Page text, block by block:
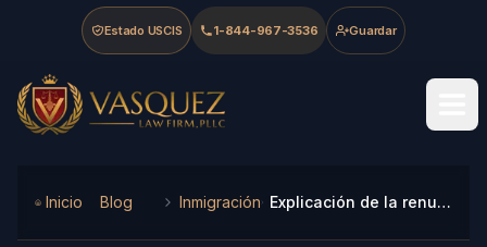
Skip to main content
Skip to navigation
Skip to footer
Estado USCIS 1-844-967-3536 Guardar
Vasquez Law Firm - Home
Inicio Blog Inmigración Explicación de la renuncia del jefe de la Patrulla Fronteriza Mike Banks [2026]